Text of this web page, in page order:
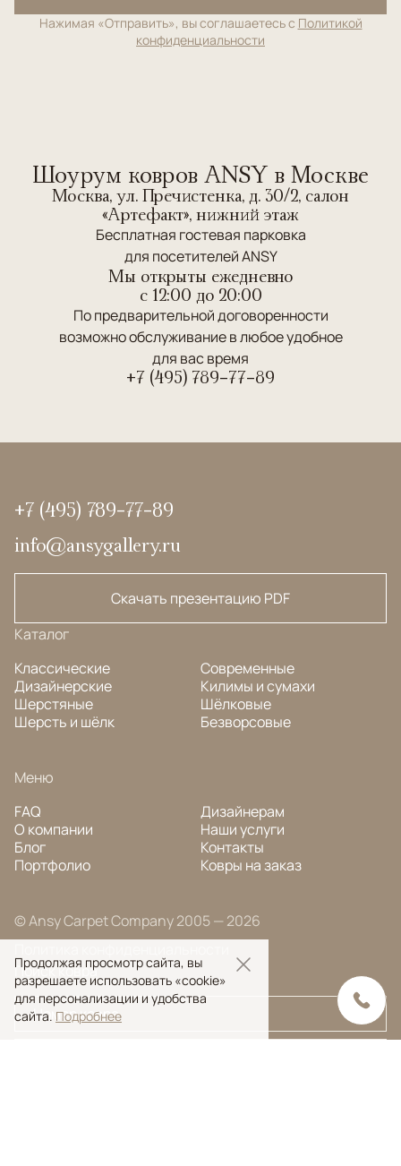
Нажимая «Отправить», вы соглашаетесь с Политикой
конфиденциальности
Шоурум ковров ANSY в Москве
Москва, ул. Пречистенка, д. 30/2, салон
«Артефакт», нижний этаж
Бесплатная гостевая парковка
для посетителей ANSY
Мы открыты ежедневно
c 12:00 до 20:00
По предварительной договоренности
возможно обслуживание в любое удобное
для вас время
+7 (495) 789-77-89
+7 (495) 789-77-89
info@ansygallery.ru
Скачать презентацию PDF
Каталог
Классические
Дизайнерские
Шерстяные
Шерсть и шёлк
Современные
Килимы и сумахи
Шёлковые
Безворсовые
Меню
FAQ
О компании
Блог
Портфолио
Дизайнерам
Наши услуги
Контакты
Ковры на заказ
© Ansy Carpet Company 2005 — 2026
Поиск ковра
Продолжая просмотр сайта, вы
разрешаете использовать «cookie»
для персонализации и удобства
сайта. Подробнее